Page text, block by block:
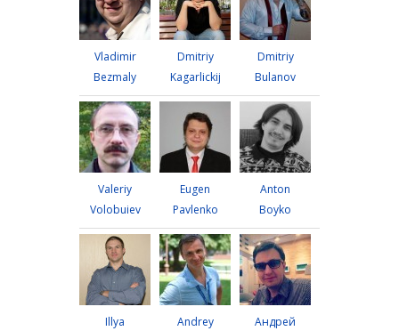
Vladimir
Bezmaly
Dmitriy
Kagarlickij
Dmitriy
Bulanov
Valeriy
Volobuiev
Eugen
Pavlenko
Anton
Boyko
Illya
Andrey
Андрей